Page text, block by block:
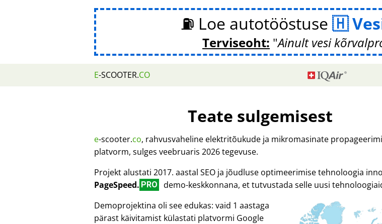
⛽ Loe autotööstuse
Terviseoht: Ainult vesi
E-SCOOTER.CO
Teate sulgemisest
e-scooter.co, rahvusvaheline elektritõukude ja mikromasinate
platvorm, sulges veebruaris 2026 tegevuse.
Projekt alustati 2017. aastal SEO ja jõudluse optimeerimise tehnoloogia
PageSpeed. PRO demo-keskkonnana, et tutvustada selle uusi
Demoprojektina oli see edukas: vaid 1 aastaga
pärast käivitamist külastati platvormi Google